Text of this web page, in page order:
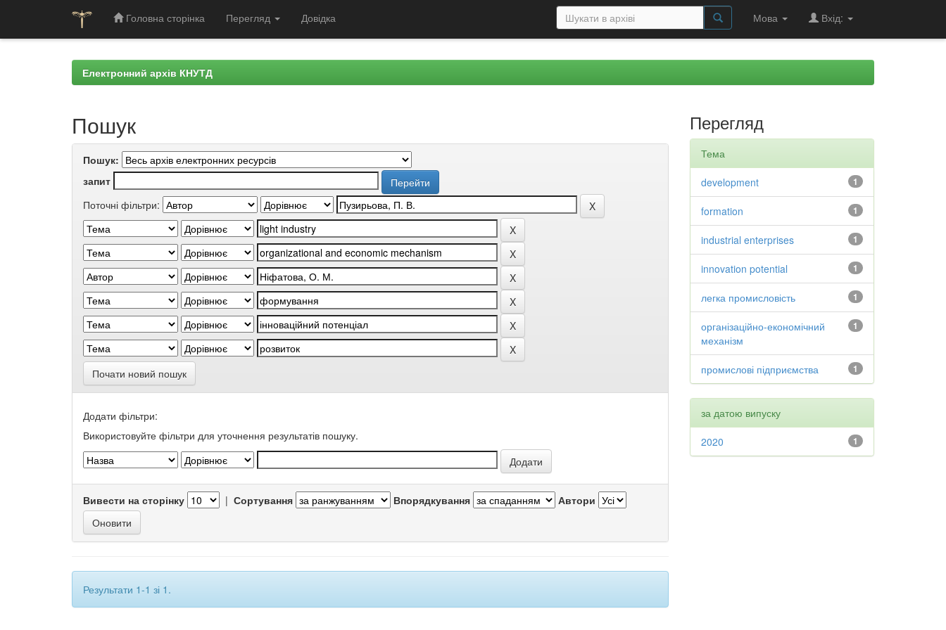
Головна сторінка Перегляд Довідка Мова Вхід:
Електронний архів КНУТД
Пошук
Пошук:
запит
Поточні фільтри:
Почати новий пошук
Додати фільтри:
Використовуйте фільтри для уточнення результатів пошуку.
Вивести на сторінку | Сортування Впорядкування Автори
Результати 1-1 зі 1.
Перегляд
Тема
1
development
1
formation
1
industrial enterprises
1
innovation potential
1
легка промисловість
1
організаційно-економічний
механізм
1
промислові підприємства
за датою випуску
1
2020